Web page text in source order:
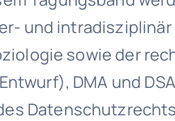
und
sowie der
DMA und